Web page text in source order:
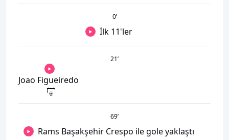
0’
İlk 11'ler
21’
Joao Figueiredo
69’
Rams Başakşehir Crespo ile gole yaklaştı